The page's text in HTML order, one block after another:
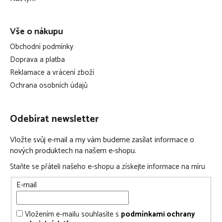
všechny materiály, ze kterých je zajíček MOONIE vyroben,
příjemné na dotek
rozměry: 28 x 16 x 10,5 cm
Vše o nákupu
Obchodní podmínky
Doprava a platba
Reklamace a vrácení zboží
Ochrana osobních údajů
Odebírat newsletter
Vložte svůj e-mail a my vám budeme zasílat informace o
nových produktech na našem e-shopu.
Staňte se přáteli našeho e-shopu a získejte informace na míru
E-mail
Vložením e-mailu souhlasíte s podmínkami ochrany